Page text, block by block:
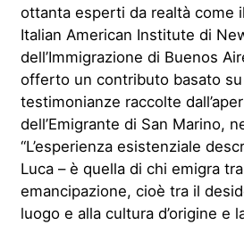
ottanta esperti da realtà come
Italian American Institute di
dell’Immigrazione di Buenos
offerto un contributo basato su
testimonianze raccolte
dell’Emigrante di San Marino,
“L’esperienza esistenziale
Luca – è quella di chi emigra
emancipazione, cioè tra il
luogo e alla cultura d’origine e